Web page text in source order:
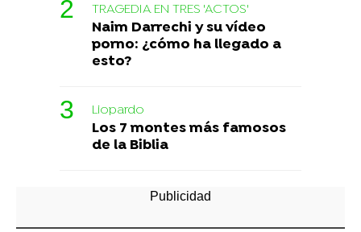
TRAGEDIA EN TRES 'ACTOS'
Naim Darrechi y su vídeo
porno: ¿cómo ha llegado a
esto?
Liopardo
Los 7 montes más famosos
de la Biblia